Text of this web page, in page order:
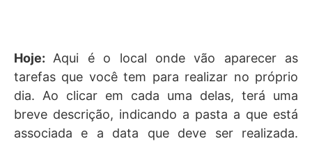
Hoje: Aqui é o local onde vão aparecer as
tarefas que você tem para realizar no próprio
dia. Ao clicar em cada uma delas, terá uma
breve descrição, indicando a pasta a que está
associada e a data que deve ser realizada.